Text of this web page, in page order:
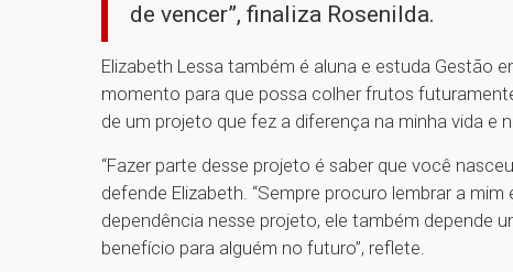
de vencer”, finaliza Rosenilda.
Elizabeth Lessa também é aluna e estuda Gestão
momento para que possa colher frutos
de um projeto que fez a diferença na minha vida e
“Fazer parte desse projeto é saber que você
defende Elizabeth. “Sempre procuro lembrar a
dependência nesse projeto, ele também depende
benefício para alguém no futuro”, reflete.